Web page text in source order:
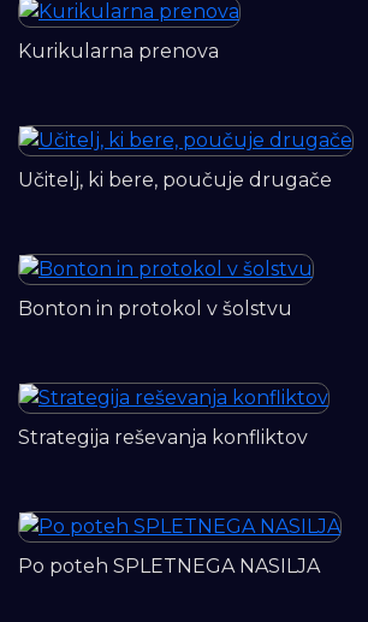
Kurikularna prenova
Učitelj, ki bere, poučuje drugače
Bonton in protokol v šolstvu
Strategija reševanja konfliktov
Po poteh SPLETNEGA NASILJA